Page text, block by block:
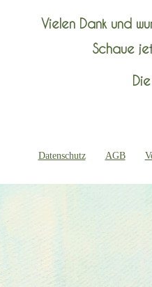
Vielen Dank und
Schaue
Datenschutz AGB